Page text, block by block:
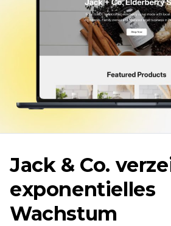
Jack & Co.
exponentielles
Wachstum